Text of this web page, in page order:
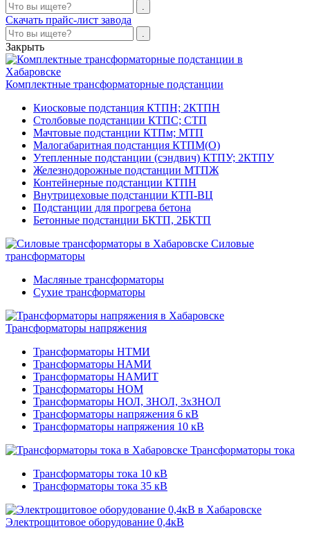
Скачать прайс-лист завода
Закрыть
Комплектные трансформаторные подстанции
Киосковые подстанция КТПН; 2КТПН
Столбовые подстанции КТПС; СТП
Мачтовые подстанции КТПм; МТП
Малогабаритная подстанция КТПМ(О)
Утепленные подстанции (сэндвич) КТПУ; 2КТПУ
Железнодорожные подстанции МТПЖ
Контейнерные подстанции КТПН
Внутрицеховые подстанции КТП-ВЦ
Подстанции для прогрева бетона
Бетонные подстанции БКТП, 2БКТП
Силовые
трансформаторы
Масляные трансформаторы
Сухие трансформаторы
Трансформаторы напряжения
Трансформаторы НТМИ
Трансформаторы НАМИ
Трансформаторы НАМИТ
Трансформаторы НОМ
Трансформаторы НОЛ, ЗНОЛ, 3хЗНОЛ
Трансформаторы напряжения 6 кВ
Трансформаторы напряжения 10 кВ
Трансформаторы тока
Трансформаторы тока 10 кВ
Трансформаторы тока 35 кВ
Электрощитовое оборудование 0,4кВ